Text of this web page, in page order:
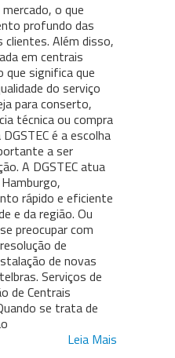
o que
profundo das
clientes. Além disso,
em centrais
significa que
do serviço
para conserto,
técnica ou compra
é a escolha
a ser
A DGSTEC atua
rápido e eficiente
e da região. Ou
preocupar com
de
de novas
Serviços de
de Centrais
se trata de
Leia Mais